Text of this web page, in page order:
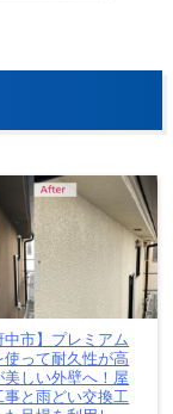
中市】プレミアム
使って耐久性が高
美しい外壁へ！屋
事と雨どい交換工